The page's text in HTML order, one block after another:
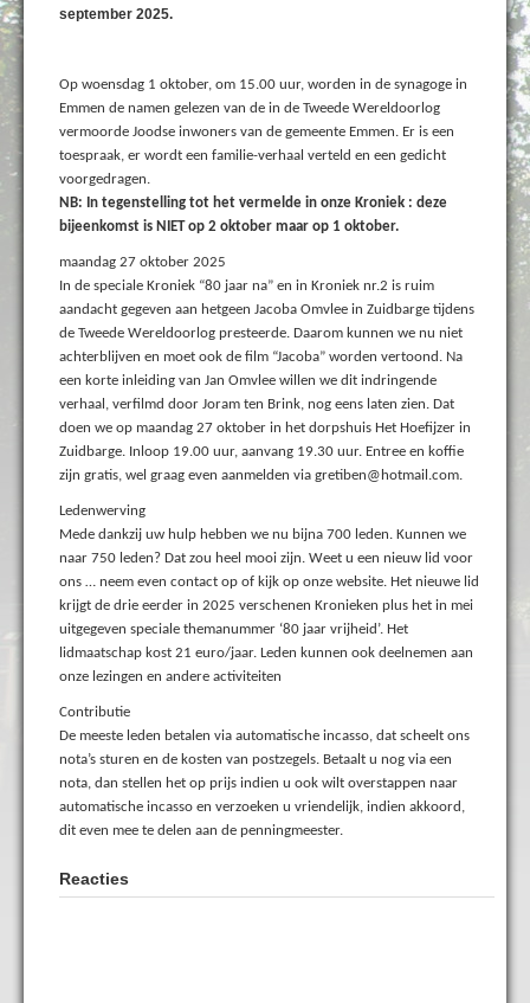
september 2025.
Op woensdag 1 oktober, om 15.00 uur, worden in de synagoge in
Emmen de namen gelezen van de in de Tweede Wereldoorlog
vermoorde Joodse inwoners van de gemeente Emmen. Er is een
toespraak, er wordt een familie-verhaal verteld en een gedicht
voorgedragen.
NB: In tegenstelling tot het vermelde in onze Kroniek : deze
bijeenkomst is NIET op 2 oktober maar op 1 oktober.
maandag 27 oktober 2025
In de speciale Kroniek “80 jaar na” en in Kroniek nr.2 is ruim
aandacht gegeven aan hetgeen Jacoba Omvlee in Zuidbarge tijdens
de Tweede Wereldoorlog presteerde. Daarom kunnen we nu niet
achterblijven en moet ook de film “Jacoba” worden vertoond. Na
een korte inleiding van Jan Omvlee willen we dit indringende
verhaal, verfilmd door Joram ten Brink, nog eens laten zien. Dat
doen we op maandag 27 oktober in het dorpshuis Het Hoefijzer in
Zuidbarge. Inloop 19.00 uur, aanvang 19.30 uur. Entree en koffie
zijn gratis, wel graag even aanmelden via gretiben@hotmail.com.
Ledenwerving
Mede dankzij uw hulp hebben we nu bijna 700 leden. Kunnen we
naar 750 leden? Dat zou heel mooi zijn. Weet u een nieuw lid voor
ons … neem even contact op of kijk op onze website. Het nieuwe lid
krijgt de drie eerder in 2025 verschenen Kronieken plus het in mei
uitgegeven speciale themanummer ‘80 jaar vrijheid’. Het
lidmaatschap kost 21 euro/jaar. Leden kunnen ook deelnemen aan
onze lezingen en andere activiteiten
Contributie
De meeste leden betalen via automatische incasso, dat scheelt ons
nota’s sturen en de kosten van postzegels. Betaalt u nog via een
nota, dan stellen het op prijs indien u ook wilt overstappen naar
automatische incasso en verzoeken u vriendelijk, indien akkoord,
dit even mee te delen aan de penningmeester.
Reacties